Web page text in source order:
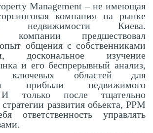
Management – не имеющая
компания на рынке
недвижимости Киева.
компании предшествовал
общения с собственниками
доскональное изучение
и его беспрерывный анализ,
ключевых областей для
прибыли недвижимого
только после тщательно
развития обьекта, PPM
ответственность управлять